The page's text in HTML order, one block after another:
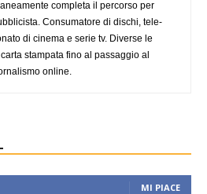
completa il percorso per
Consumatore di dischi, tele-
di cinema e serie tv. Diverse le
stampata fino al passaggio al
online.
MI PIACE